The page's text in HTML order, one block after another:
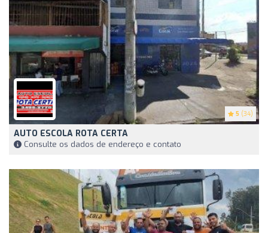
5 (34)
AUTO ESCOLA ROTA CERTA
Consulte os dados de endereço e contato